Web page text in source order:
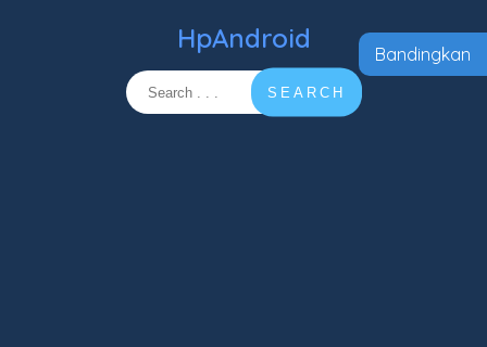
HpAndroid
SEARCH
Bandingkan